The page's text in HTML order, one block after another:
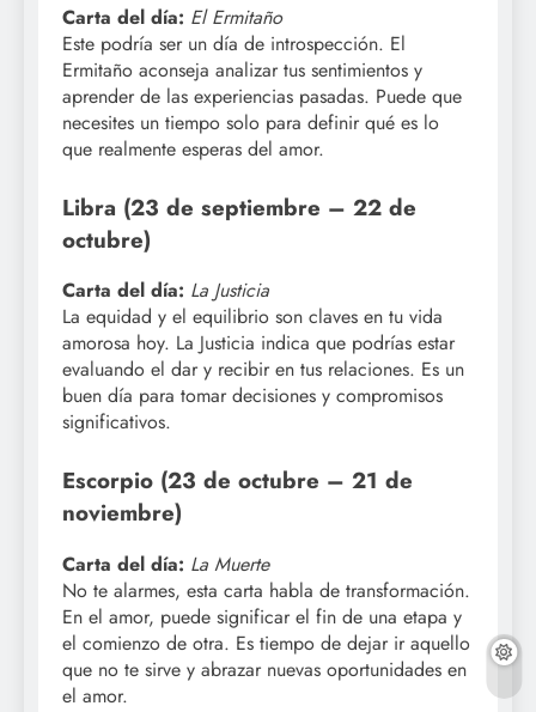
Carta del día: El Ermitaño
Este podría ser un día de introspección. El
Ermitaño aconseja analizar tus sentimientos y
aprender de las experiencias pasadas. Puede que
necesites un tiempo solo para definir qué es lo
que realmente esperas del amor.
Libra (23 de septiembre – 22 de
octubre)
Carta del día: La Justicia
La equidad y el equilibrio son claves en tu vida
amorosa hoy. La Justicia indica que podrías estar
evaluando el dar y recibir en tus relaciones. Es un
buen día para tomar decisiones y compromisos
significativos.
Escorpio (23 de octubre – 21 de
noviembre)
Carta del día: La Muerte
No te alarmes, esta carta habla de transformación.
En el amor, puede significar el fin de una etapa y
el comienzo de otra. Es tiempo de dejar ir aquello
que no te sirve y abrazar nuevas oportunidades en
el amor.